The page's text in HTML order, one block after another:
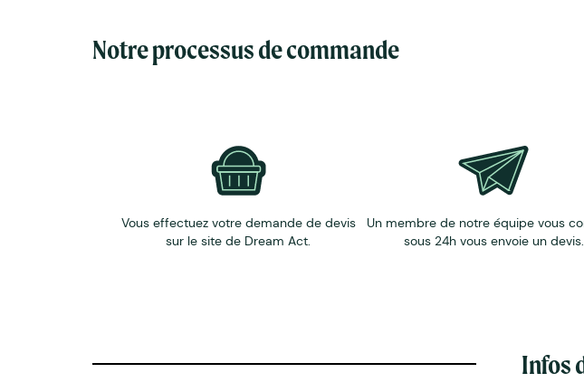
Notre processus de commande
Vous effectuez votre demande de devis
sur le site de Dream Act.
Un membre de notre équipe vous
sous 24h vous envoie un devis.
Infos